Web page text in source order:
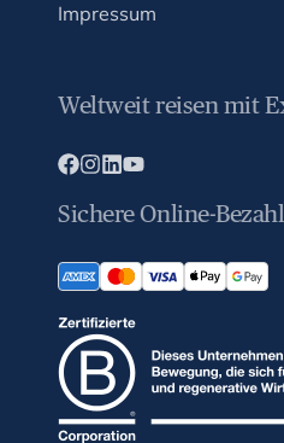
Impressum
Weltweit reisen mit
Sichere Online-